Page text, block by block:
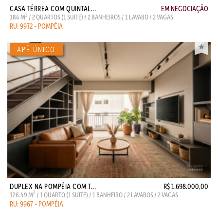
CASA TÉRREA COM QUINTAL... EM NEGOCIAÇÃO
184 M2 / 2 QUARTOS (1 SUITE) / 2 BANHEIROS / 1 LAVABO / 2 VAGAS
RU: 9972 - POMPÉIA
DUPLEX NA POMPÉIA COM T... R$ 1.698.000,00
126.49 M2 / 1 QUARTO (1 SUITE) / 1 BANHEIRO / 2 LAVABOS / 2 VAGAS
RU: 9967 - POMPÉIA